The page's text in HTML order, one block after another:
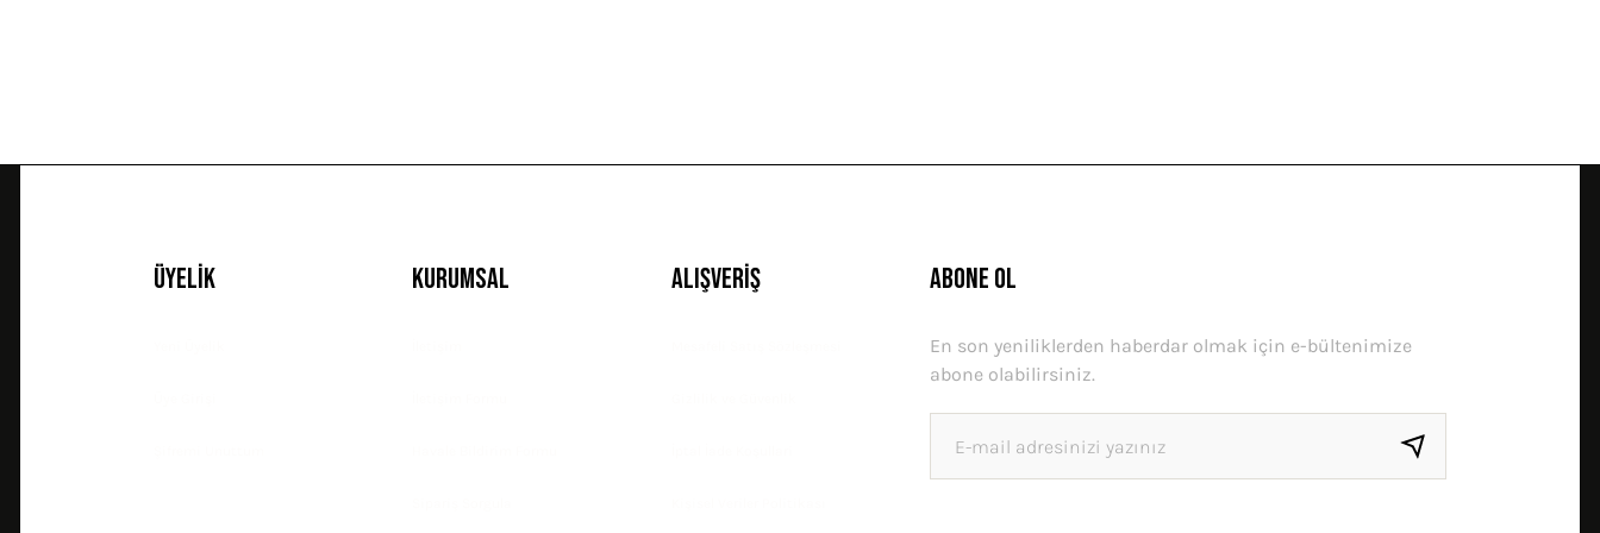
Üyelik Kurumsal Alışveriş ABONE OL
En son yeniliklerden haberdar olmak için e-bültenimize
abone olabilirsiniz.